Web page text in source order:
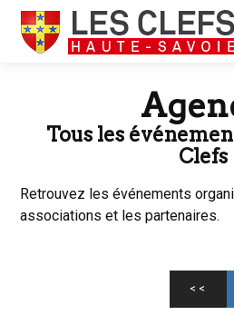
Tous les
Clefs
Retrouvez les événements
associations et les partenaires.
<<